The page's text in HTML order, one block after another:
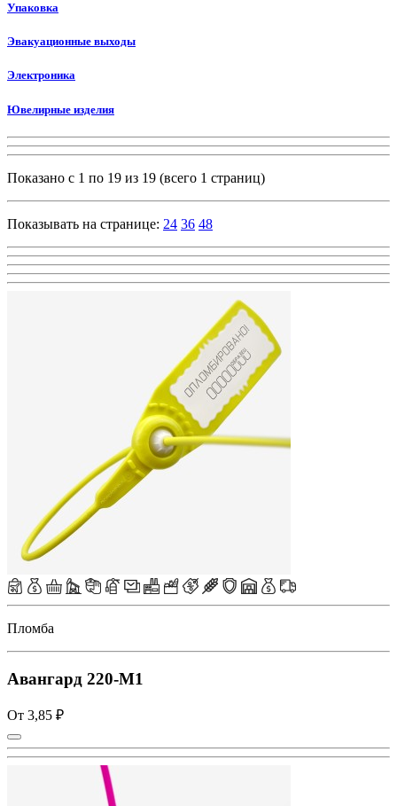
Упаковка
Эвакуационные выходы
Электроника
Ювелирные изделия
Показано с 1 по 19 из 19 (всего 1 страниц)
Показывать на странице: 24 36 48
Пломба
Авангард 220-M1
От 3,85 ₽